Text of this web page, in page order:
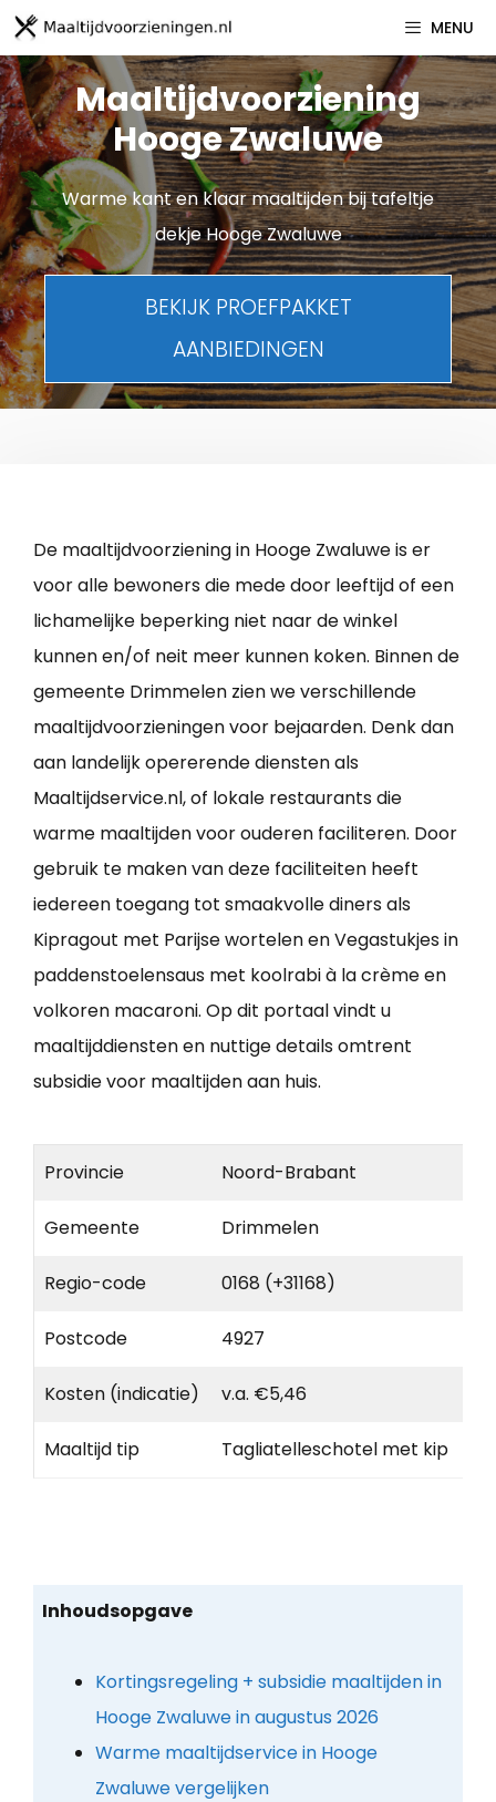
Spring
naar
inhoud
MENU
Maaltijdvoorziening
Hooge Zwaluwe
Warme kant en klaar maaltijden bij tafeltje
dekje Hooge Zwaluwe
BEKIJK PROEFPAKKET
AANBIEDINGEN
De maaltijdvoorziening in Hooge Zwaluwe is er
voor alle bewoners die mede door leeftijd of een
lichamelijke beperking niet naar de winkel
kunnen en/of neit meer kunnen koken. Binnen de
gemeente Drimmelen zien we verschillende
maaltijdvoorzieningen voor bejaarden. Denk dan
aan landelijk opererende diensten als
Maaltijdservice.nl, of lokale restaurants die
warme maaltijden voor ouderen faciliteren. Door
gebruik te maken van deze faciliteiten heeft
iedereen toegang tot smaakvolle diners als
Kipragout met Parijse wortelen en Vegastukjes in
paddenstoelensaus met koolrabi à la crème en
volkoren macaroni. Op dit portaal vindt u
maaltijddiensten en nuttige details omtrent
subsidie voor maaltijden aan huis.
Provincie Noord-Brabant
Gemeente Drimmelen
Regio-code 0168 (+31168)
Postcode 4927
Kosten (indicatie) v.a. €5,46
Maaltijd tip Tagliatelleschotel met kip
Inhoudsopgave
Kortingsregeling + subsidie maaltijden in
Hooge Zwaluwe in augustus 2026
Warme maaltijdservice in Hooge
Zwaluwe vergelijken